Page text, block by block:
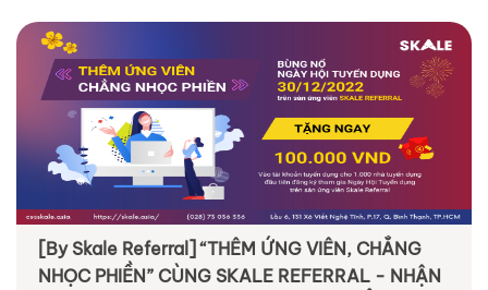
[By Skale Referral] “THÊM ỨNG VIÊN, CHẲNG
NHỌC PHIỀN” CÙNG SKALE REFERRAL - NHẬN